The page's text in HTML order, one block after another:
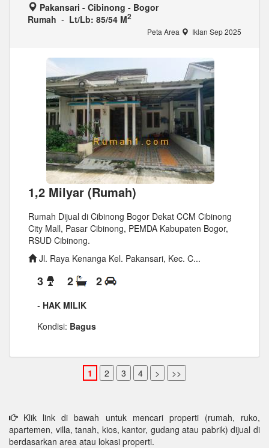
Pakansari - Cibinong - Bogor
Rumah - Lt/Lb: 85/54 M2
Peta Area Iklan Sep 2025
1,2 Milyar (Rumah)
Rumah Dijual di Cibinong Bogor Dekat CCM Cibinong
City Mall, Pasar Cibinong, PEMDA Kabupaten Bogor,
RSUD Cibinong.
Jl. Raya Kenanga Kel. Pakansari, Kec. C...
3 2 2
- HAK MILIK
Kondisi: Bagus
Klik link di bawah untuk mencari properti (rumah, ruko,
apartemen, villa, tanah, kios, kantor, gudang atau pabrik) dijual di
berdasarkan area atau lokasi properti.